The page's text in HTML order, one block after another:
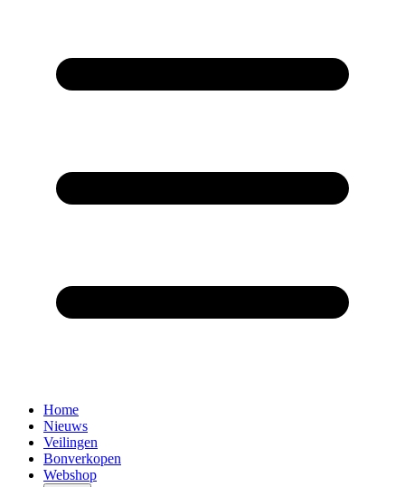
Home
Nieuws
Veilingen
Bonverkopen
Webshop